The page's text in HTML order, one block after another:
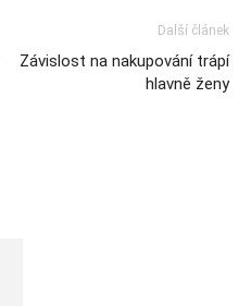
Další článek
Závislost na nakupování trápí
hlavně ženy